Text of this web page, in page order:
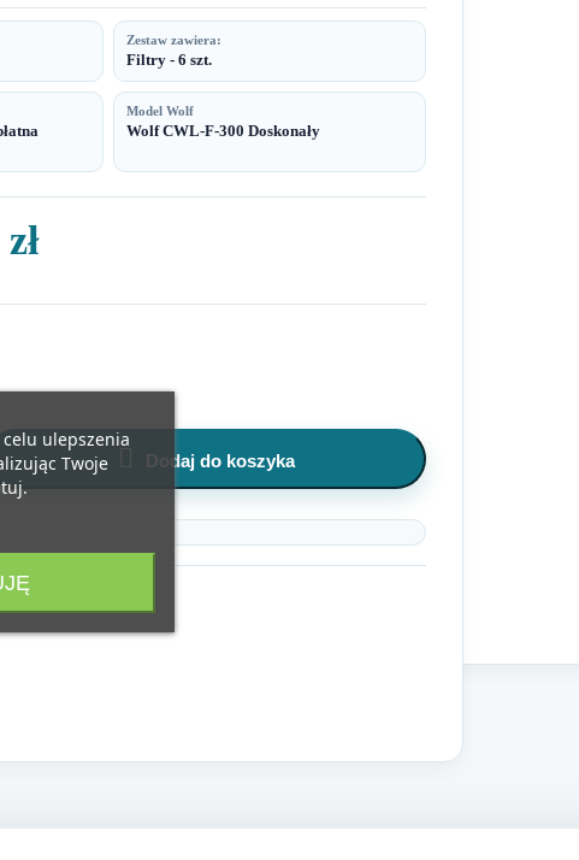
Zestaw zawiera:
Filtry - 6 szt.
Model Wolf
Wolf CWL-F-300 Doskonały
 Dodaj do koszyka
ulepszenia
Twoje